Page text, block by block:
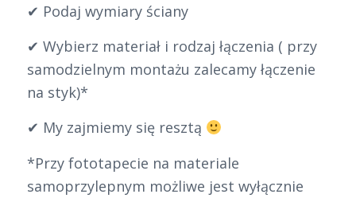
✔ Podaj wymiary ściany
✔ Wybierz materiał i rodzaj łączenia ( przy
samodzielnym montażu zalecamy łączenie
na styk)*
✔ My zajmiemy się resztą
*Przy fototapecie na materiale
samoprzylepnym możliwe jest wyłącznie